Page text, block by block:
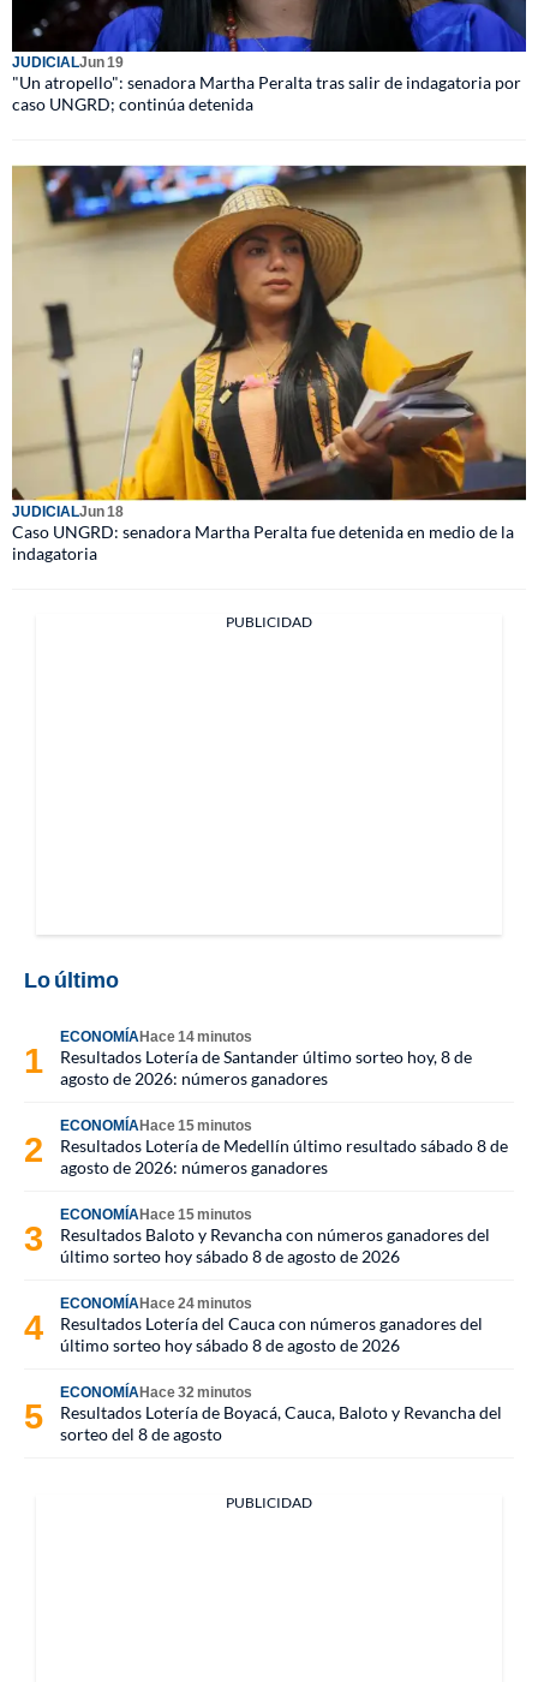
JUDICIALJun 19
"Un atropello": senadora Martha Peralta tras salir de indagatoria por
caso UNGRD; continúa detenida
JUDICIALJun 18
Caso UNGRD: senadora Martha Peralta fue detenida en medio de la
indagatoria
PUBLICIDAD
Lo último
ECONOMÍAHace 14 minutos
Resultados Lotería de Santander último sorteo hoy, 8 de
agosto de 2026: números ganadores
ECONOMÍAHace 15 minutos
Resultados Lotería de Medellín último resultado sábado 8 de
agosto de 2026: números ganadores
ECONOMÍAHace 15 minutos
Resultados Baloto y Revancha con números ganadores del
último sorteo hoy sábado 8 de agosto de 2026
ECONOMÍAHace 24 minutos
Resultados Lotería del Cauca con números ganadores del
último sorteo hoy sábado 8 de agosto de 2026
ECONOMÍAHace 32 minutos
Resultados Lotería de Boyacá, Cauca, Baloto y Revancha del
sorteo del 8 de agosto
PUBLICIDAD